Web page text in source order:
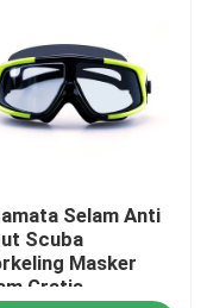
Selam Anti
Scuba
Masker
Gratis